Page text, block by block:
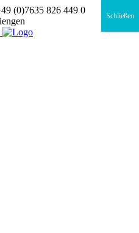
(0)7635 826 449 0
Schließen